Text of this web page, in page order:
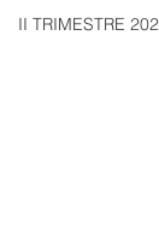
II TRIMESTRE